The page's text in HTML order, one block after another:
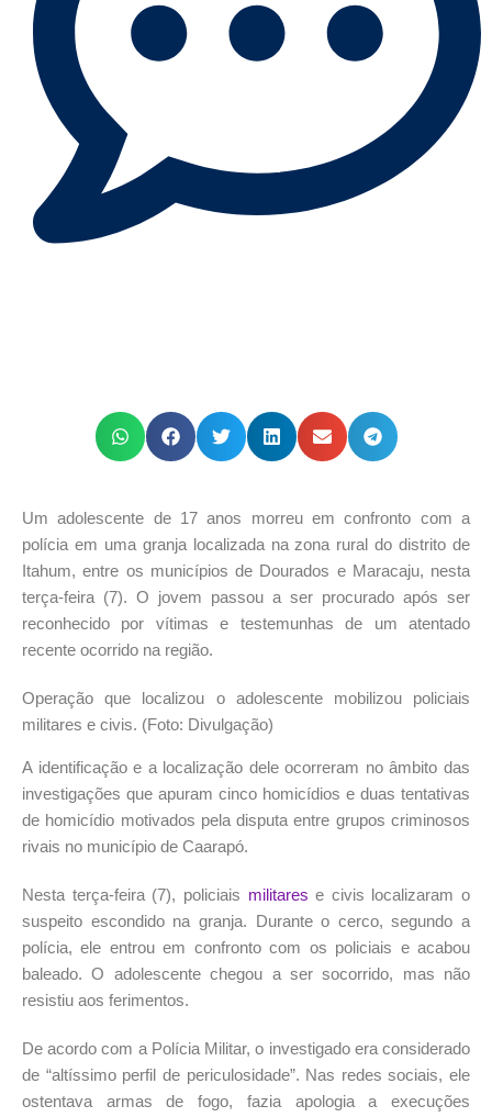
Um adolescente de 17 anos morreu em confronto com a
polícia em uma granja localizada na zona rural do distrito de
Itahum, entre os municípios de Dourados e Maracaju, nesta
terça-feira (7). O jovem passou a ser procurado após ser
reconhecido por vítimas e testemunhas de um atentado
recente ocorrido na região.
Operação que localizou o adolescente mobilizou policiais
militares e civis. (Foto: Divulgação)
A identificação e a localização dele ocorreram no âmbito das
investigações que apuram cinco homicídios e duas tentativas
de homicídio motivados pela disputa entre grupos criminosos
rivais no município de Caarapó.
Nesta terça-feira (7), policiais militarese civis localizaram o
suspeito escondido na granja. Durante o cerco, segundo a
polícia, ele entrou em confronto com os policiais e acabou
baleado. O adolescente chegou a ser socorrido, mas não
resistiu aos ferimentos.
De acordo com a Polícia Militar, o investigado era considerado
de “altíssimo perfil de periculosidade”. Nas redes sociais, ele
ostentava armas de fogo, fazia apologia a execuções